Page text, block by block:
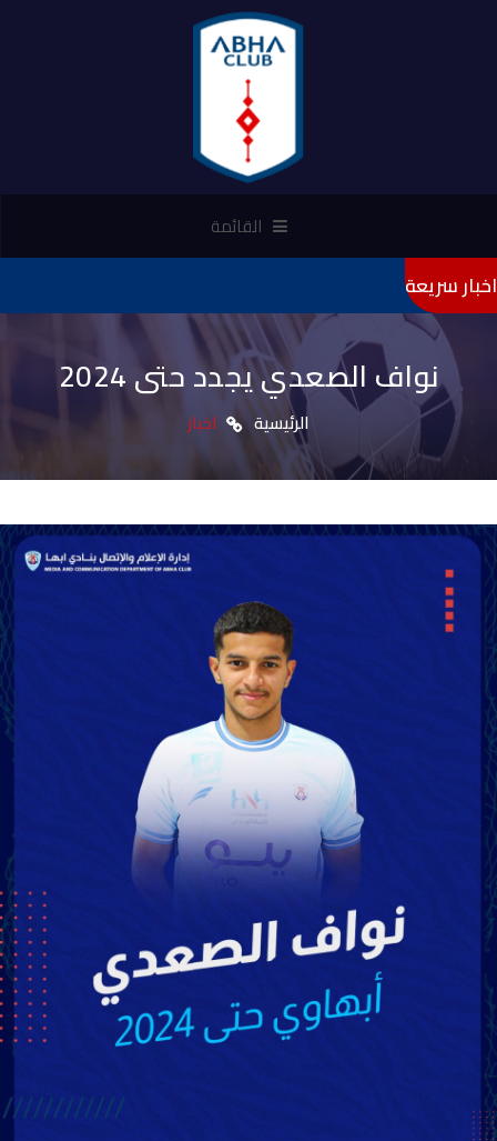
القائمة
اخبار سريعة
نواف الصعدي يجدد حتى 2024
الرئيسية اخبار